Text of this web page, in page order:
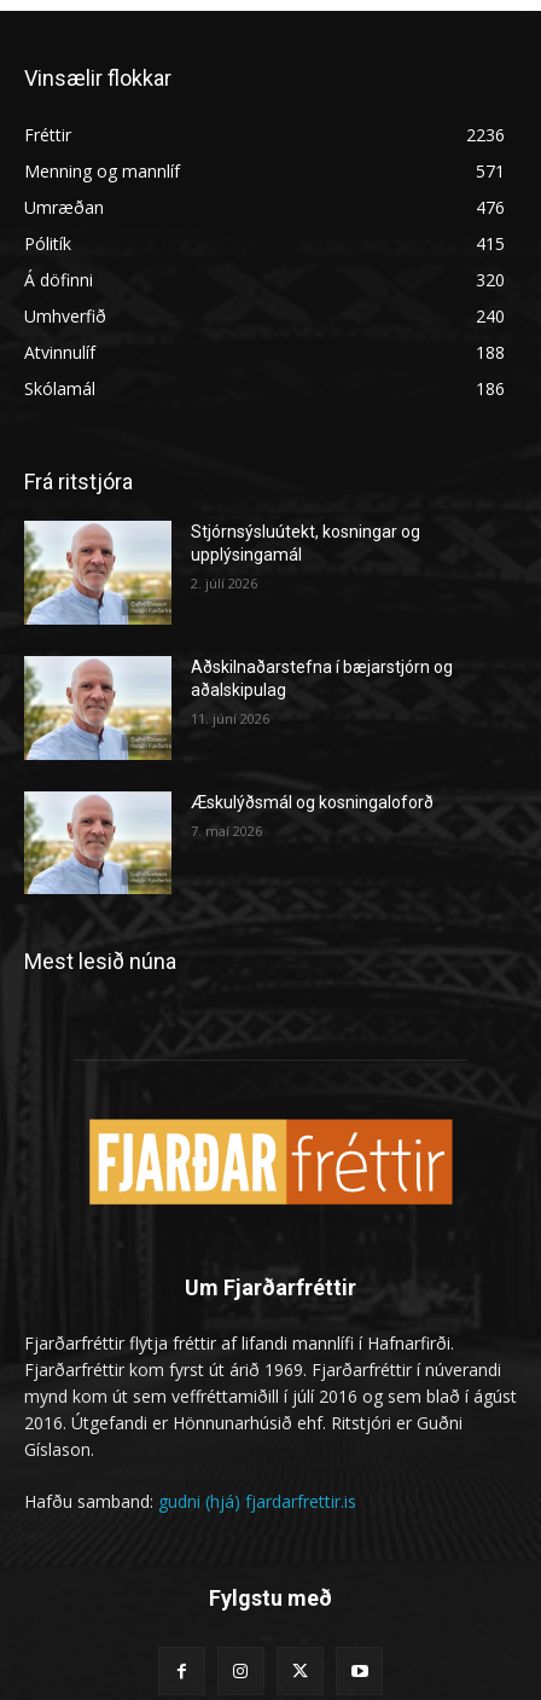
Vinsælir flokkar
Fréttir
2236
Menning og mannlíf
571
Umræðan
476
Pólitík
415
Á döfinni
320
Umhverfið
240
Atvinnulíf
188
Skólamál
186
Frá ritstjóra
Stjórnsýsluútekt, kosningar og
upplýsingamál
2. júlí 2026
Aðskilnaðarstefna í bæjarstjórn og
aðalskipulag
11. júní 2026
Æskulýðsmál og kosningaloforð
7. maí 2026
Mest lesið núna
Um Fjarðarfréttir
Fjarðarfréttir flytja fréttir af lifandi mannlífi í Hafnarfirði.
Fjarðarfréttir kom fyrst út árið 1969. Fjarðarfréttir í núverandi
mynd kom út sem veffréttamiðill í júlí 2016 og sem blað í ágúst
2016. Útgefandi er Hönnunarhúsið ehf. Ritstjóri er Guðni
Gíslason.
Hafðu samband: gudni (hjá) fjardarfrettir.is
Fylgstu með